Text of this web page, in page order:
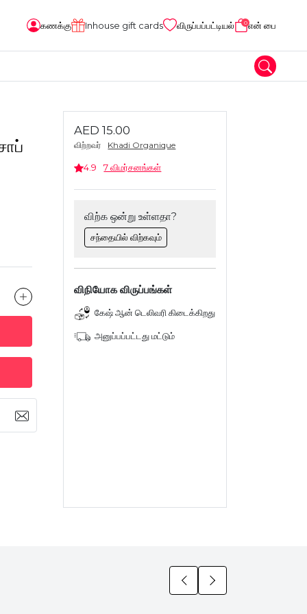
கணக்கு Inhouse gift cards விருப்பப்பட்டியல் 0என் பை
AED 15.00
விற்றவர் Khadi Organique
4.9 7 விமர்சனங்கள்
விற்க ஒன்று உள்ளதா?
சந்தையில் விற்கவும்
விநியோக விருப்பங்கள்
கேஷ் ஆன் டெலிவரி கிடைக்கிறது
அனுப்பப்பட்டது மட்டும்